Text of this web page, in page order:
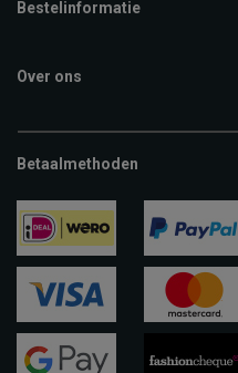
Bestelinformatie
Over ons
Betaalmethoden
ideal paypal
visa